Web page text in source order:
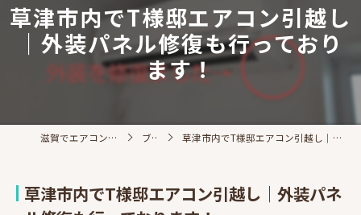
草津市内でT様邸エアコン引越し
｜外装パネル修復も行っており
ます！
滋賀でエアコン取付なら廣田電気 ブログ 草津市内でT様邸エアコン引越し｜外装パネル修復も行っております！
草津市内でT様邸エアコン引越し｜外装パネ